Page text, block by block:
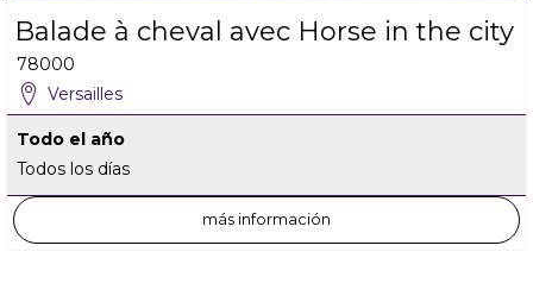
Balade à cheval avec Horse in the city
78000
Versailles
Todo el año
Todos los días
más información